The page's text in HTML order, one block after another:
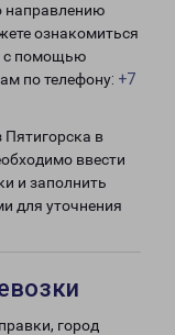
направлению
ознакомиться
с помощью
по телефону: +7
Пятигорска в
ввести
и заполнить
для уточнения
город